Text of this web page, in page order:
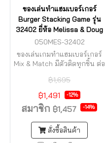
ของเล่นทำแฮมเบอร์เกอร์
Burger Stacking Game รุ่น
32402 ยี่ห้อ Melissa & Doug
050MES-32402
ของเล่นเกมทำแฮมเบอร์เกอร์
Mix & Match มีตัวติดทุกชิ้น ต่อ
฿1,695
฿1,491 -12%
สมาชิก ฿1,457 -14%
สั่งซื้อสินค้า